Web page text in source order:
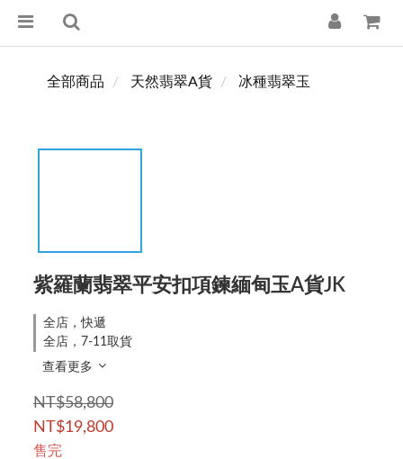
全部商品 天然翡翠A貨 冰種翡翠玉
紫羅蘭翡翠平安扣項鍊緬甸玉A貨JK
全店，快遞
全店，7-11取貨
查看更多
NT$58,800
NT$19,800
售完